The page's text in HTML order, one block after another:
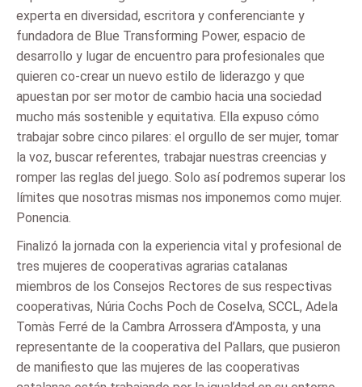
experta en diversidad, escritora y conferenciante y
fundadora de Blue Transforming Power, espacio de
desarrollo y lugar de encuentro para profesionales que
quieren co-crear un nuevo estilo de liderazgo y que
apuestan por ser motor de cambio hacia una sociedad
mucho más sostenible y equitativa. Ella expuso cómo
trabajar sobre cinco pilares: el orgullo de ser mujer, tomar
la voz, buscar referentes, trabajar nuestras creencias y
romper las reglas del juego. Solo así podremos superar los
límites que nosotras mismas nos imponemos como mujer.
Ponencia.
Finalizó la jornada con la experiencia vital y profesional de
tres mujeres de cooperativas agrarias catalanas
miembros de los Consejos Rectores de sus respectivas
cooperativas, Núria Cochs Poch de Coselva, SCCL, Adela
Tomàs Ferré de la Cambra Arrossera d’Amposta, y una
representante de la cooperativa del Pallars, que pusieron
de manifiesto que las mujeres de las cooperativas